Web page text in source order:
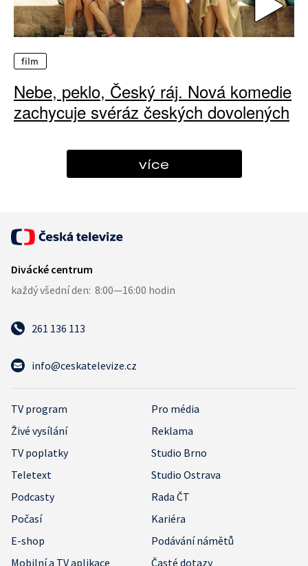
film
Nebe, peklo, Český ráj. Nová komedie
zachycuje svéráz českých dovolených
více
261 136 113
info@ceskatelevize.cz
TV program
Pro média
Živé vysílání
Reklama
TV poplatky
Studio Brno
Teletext
Studio Ostrava
Podcasty
Rada ČT
Počasí
Kariéra
E-shop
Podávání námětů
Mobilní a TV aplikace
Časté dotazy